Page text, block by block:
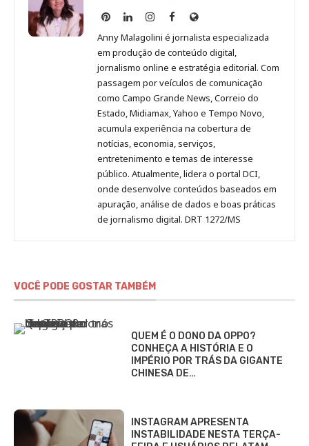
Anny
Malagolini
no
Pinterest
Anny
Malagolini
no
LinkedIn
Anny
Malagolini
no
Instagram
Anny
Malagolini
no
Facebook
Site
de
Anny
Malagolini
Anny Malagolini é jornalista especializada
em produção de conteúdo digital,
jornalismo online e estratégia editorial. Com
passagem por veículos de comunicação
como Campo Grande News, Correio do
Estado, Midiamax, Yahoo e Tempo Novo,
acumula experiência na cobertura de
notícias, economia, serviços,
entretenimento e temas de interesse
público. Atualmente, lidera o portal DCI,
onde desenvolve conteúdos baseados em
apuração, análise de dados e boas práticas
de jornalismo digital. DRT 1272/MS
VOCÊ PODE GOSTAR TAMBÉM
QUEM É O DONO DA OPPO?
CONHEÇA A HISTÓRIA E O
IMPÉRIO POR TRÁS DA GIGANTE
CHINESA DE…
INSTAGRAM APRESENTA
INSTABILIDADE NESTA TERÇA-